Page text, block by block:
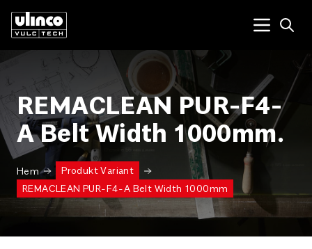
Menu
REMACLEAN PUR-F4-
A Belt Width 1000mm.
Hem
Produkt Variant
REMACLEAN PUR-F4-A Belt Width 1000mm